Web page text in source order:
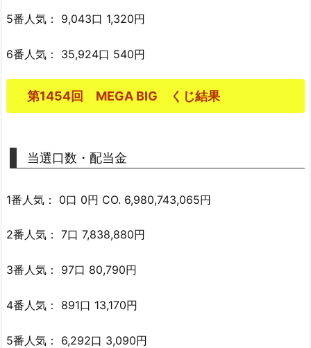
5番人気： 9,043口 1,320円
6番人気： 35,924口 540円
第1454回 MEGA BIG くじ結果
当選口数・配当金
1番人気： 0口 0円 CO. 6,980,743,065円
2番人気： 7口 7,838,880円
3番人気： 97口 80,790円
4番人気： 891口 13,170円
5番人気： 6,292口 3,090円